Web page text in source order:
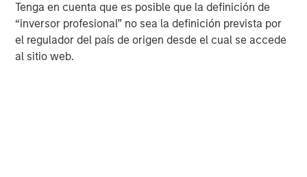
Tenga en cuenta que es posible que la definición de
“inversor profesional” no sea la definición prevista por
el regulador del país de origen desde el cual se accede
al sitio web.
Diversification
does not eliminate the risk of loss. There is no
assurance that the Strategy will achieve its investment
objective. Portfolios are subject to market risk, which is the
possibility that the market values of securities owned by the